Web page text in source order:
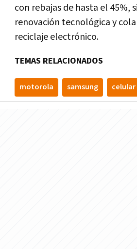
con rebajas de hasta el 45%,
renovación tecnológica y
reciclaje electrónico.
TEMAS RELACIONADOS
motorola samsung celular